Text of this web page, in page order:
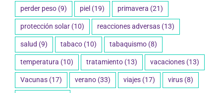
perder peso (9) piel (19) primavera (21)
protección solar (10) reacciones adversas (13)
salud (9) tabaco (10) tabaquismo (8)
temperatura (10) tratamiento (13) vacaciones (13)
Vacunas (17) verano (33) viajes (17) virus (8)